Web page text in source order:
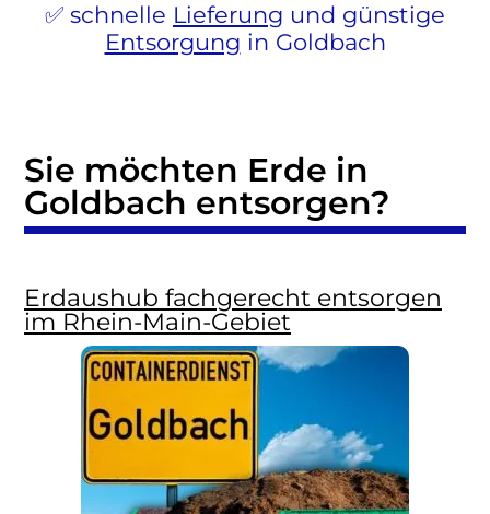
schnelle Lieferung und günstige
Entsorgung in Goldbach
Sie möchten Erde in
Goldbach entsorgen?
Erdaushub fachgerecht entsorgen
im Rhein-Main-Gebiet